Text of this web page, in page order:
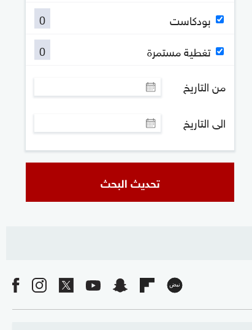
بودكاست
0
تغطية مستمرة
0
من التاريخ
الى التاريخ
تحديث البحث